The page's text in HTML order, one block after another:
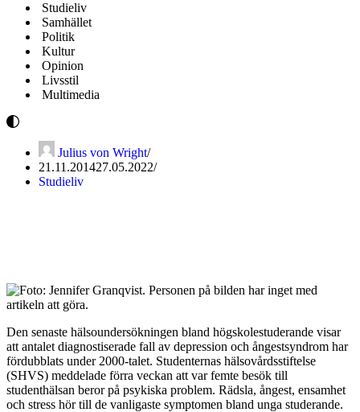
Studieliv
Samhället
Politik
Kultur
Opinion
Livsstil
Multimedia
Julius von Wright
21.11.201427.05.2022
Studieliv
Den senaste hälsoundersökningen bland högskolestuderande visar
att antalet diagnostiserade fall av depression och ångestsyndrom har
fördubblats under 2000-talet. Studenternas hälsovårdsstiftelse
(SHVS) meddelade förra veckan att var femte besök till
studenthälsan beror på psykiska problem. Rädsla, ångest, ensamhet
och stress hör till de vanligaste symptomen bland unga studerande.